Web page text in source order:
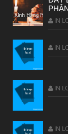
ĐÊM NOEL
IN
IN
IN
IN